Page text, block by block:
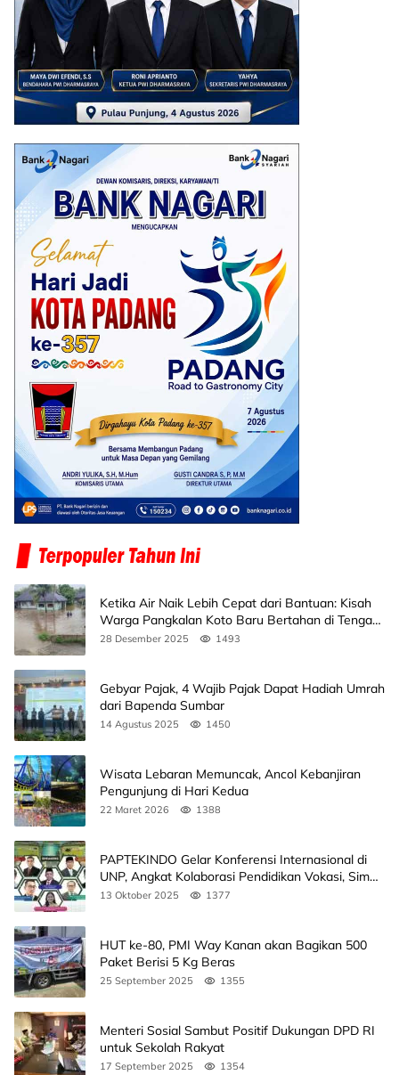
Ketika Air Naik Lebih Cepat dari Bantuan: Kisah
Warga Pangkalan Koto Baru Bertahan di Tengah
Banjir
28 Desember 2025 1493
Gebyar Pajak, 4 Wajib Pajak Dapat Hadiah Umrah
dari Bapenda Sumbar
14 Agustus 2025 1450
Wisata Lebaran Memuncak, Ancol Kebanjiran
Pengunjung di Hari Kedua
22 Maret 2026 1388
PAPTEKINDO Gelar Konferensi Internasional di
UNP, Angkat Kolaborasi Pendidikan Vokasi, Simak
Agendanya
13 Oktober 2025 1377
HUT ke-80, PMI Way Kanan akan Bagikan 500
Paket Berisi 5 Kg Beras
25 September 2025 1355
Menteri Sosial Sambut Positif Dukungan DPD RI
untuk Sekolah Rakyat
17 September 2025 1354